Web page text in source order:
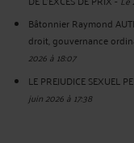
Bâtonnier Raymond
droit, gouvernance
2026 à 18:07
LE PREJUDICE SEXUEL
juin 2026 à 17:38